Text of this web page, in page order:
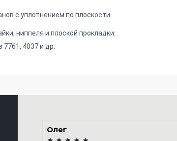
с уплотнением по плоскости.
ниппеля и плоской прокладки.
4037 и др.
Олег